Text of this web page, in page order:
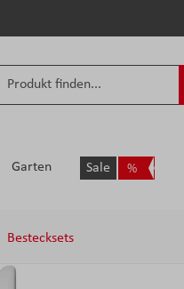
Garten Sale
Bestecksets